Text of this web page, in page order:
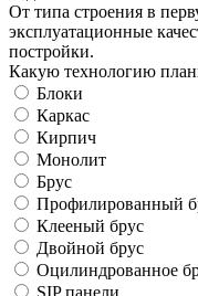
От типа строения в
эксплуатационные
постройки.
Какую технологию
Блоки
Каркас
Кирпич
Монолит
Брус
Профилированный
Клееный брус
Двойной брус
Оцилиндрованное
SIP панели